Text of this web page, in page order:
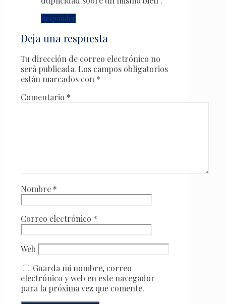
Responder
Deja una respuesta
Tu dirección de correo electrónico no
será publicada. Los campos obligatorios
están marcados con *
Comentario *
Nombre *
Correo electrónico *
Web
Guarda mi nombre, correo
electrónico y web en este navegador
para la próxima vez que comente.